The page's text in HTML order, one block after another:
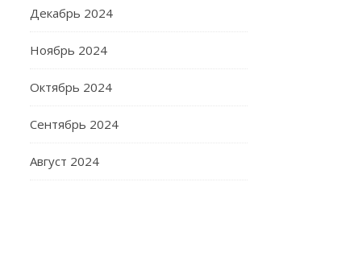
Декабрь 2024
Ноябрь 2024
Октябрь 2024
Сентябрь 2024
Август 2024